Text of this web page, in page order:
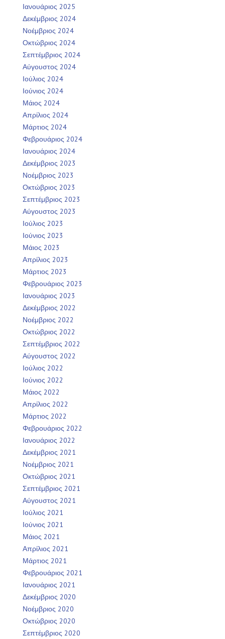
Ιανουάριος 2025
Δεκέμβριος 2024
Νοέμβριος 2024
Οκτώβριος 2024
Σεπτέμβριος 2024
Αύγουστος 2024
Ιούλιος 2024
Ιούνιος 2024
Μάιος 2024
Απρίλιος 2024
Μάρτιος 2024
Φεβρουάριος 2024
Ιανουάριος 2024
Δεκέμβριος 2023
Νοέμβριος 2023
Οκτώβριος 2023
Σεπτέμβριος 2023
Αύγουστος 2023
Ιούλιος 2023
Ιούνιος 2023
Μάιος 2023
Απρίλιος 2023
Μάρτιος 2023
Φεβρουάριος 2023
Ιανουάριος 2023
Δεκέμβριος 2022
Νοέμβριος 2022
Οκτώβριος 2022
Σεπτέμβριος 2022
Αύγουστος 2022
Ιούλιος 2022
Ιούνιος 2022
Μάιος 2022
Απρίλιος 2022
Μάρτιος 2022
Φεβρουάριος 2022
Ιανουάριος 2022
Δεκέμβριος 2021
Νοέμβριος 2021
Οκτώβριος 2021
Σεπτέμβριος 2021
Αύγουστος 2021
Ιούλιος 2021
Ιούνιος 2021
Μάιος 2021
Απρίλιος 2021
Μάρτιος 2021
Φεβρουάριος 2021
Ιανουάριος 2021
Δεκέμβριος 2020
Νοέμβριος 2020
Οκτώβριος 2020
Σεπτέμβριος 2020